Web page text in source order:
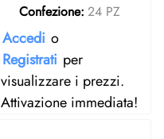
Confezione: 24 PZ
Accedi o
Registrati per
visualizzare i prezzi.
Attivazione immediata!